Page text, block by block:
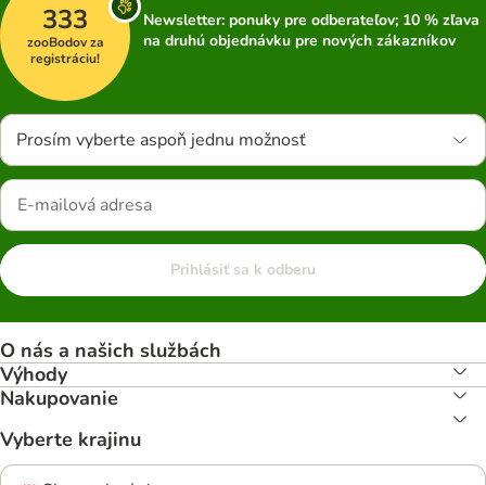
333
zooBodov za
registráciu!
Newsletter: ponuky pre odberateľov; 10 % zľava
na druhú objednávku pre nových zákazníkov
Prosím vyberte aspoň jednu možnosť
Prihlásiť sa k odberu
O nás a našich službách
Výhody
Nakupovanie
Vyberte krajinu